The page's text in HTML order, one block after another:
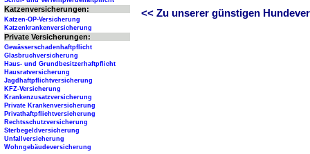
<< Zu unserer günstigen
Katzenversicherungen:
Katzen-OP-Versicherung
Katzenkrankenversicherung
Private Versicherungen:
Gewässerschadenhaftpflicht
Glasbruchversicherung
Haus- und Grundbesitzerhaftpflicht
Hausratversicherung
Jagdhaftpflichtversicherung
KFZ-Versicherung
Krankenzusatzversicherung
Private Krankenversicherung
Privathaftpflichtversicherung
Rechtsschutzversicherung
Sterbegeldversicherung
Unfallversicherung
Wohngebäudeversicherung